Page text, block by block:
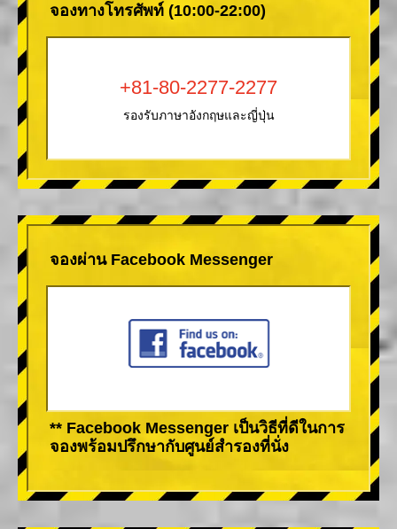
จองทางโทรศัพท์ (10:00-22:00)
+81-80-2277-2277
รองรับภาษาอังกฤษและญี่ปุ่น
จองผ่าน Facebook Messenger
** Facebook Messenger เป็นวิธีที่ดีในการ
จองพร้อมปรึกษากับศูนย์สำรองที่นั่ง